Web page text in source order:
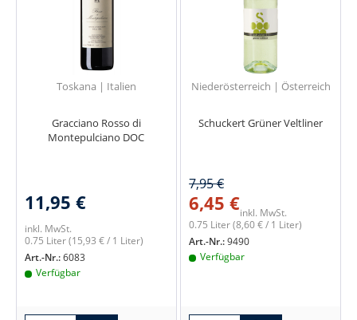
Toskana | Italien
Gracciano Rosso di
Montepulciano DOC
11,95 €
inkl. MwSt.
0.75 Liter(15,93 € / 1 Liter)
Art.-Nr.:6083
Verfügbar
Niederösterreich | Österreich
Schuckert Grüner Veltliner
7,95 €
6,45 €inkl. MwSt.
0.75 Liter(8,60 € / 1 Liter)
Art.-Nr.:9490
Verfügbar